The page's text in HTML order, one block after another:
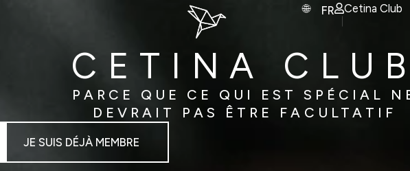
FR Cetina Club
CETINA CLUB
PARCE QUE CE QUI EST SPÉCIAL
DEVRAIT PAS ÊTRE FACULTATIF
JE SUIS DÉJÀ MEMBRE